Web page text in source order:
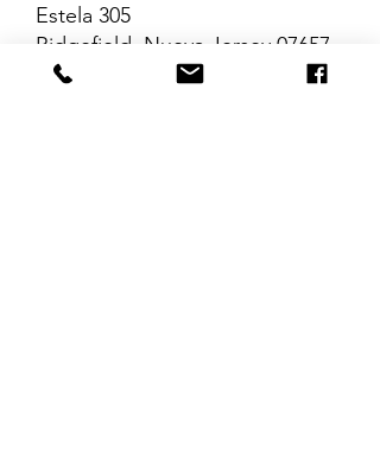
Estela 305
Ridgefield, Nueva Jersey 07657
Teléfono 888-585-6823